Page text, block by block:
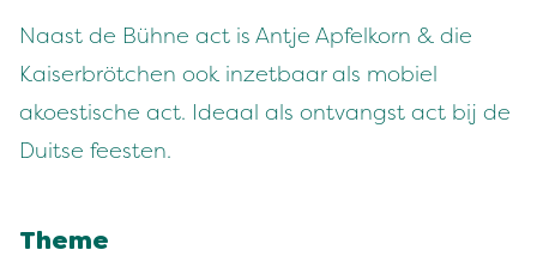
Naast de Bühne act is Antje Apfelkorn & die
Kaiserbrötchen ook inzetbaar als mobiel
akoestische act. Ideaal als ontvangst act bij de
Duitse feesten.
Theme